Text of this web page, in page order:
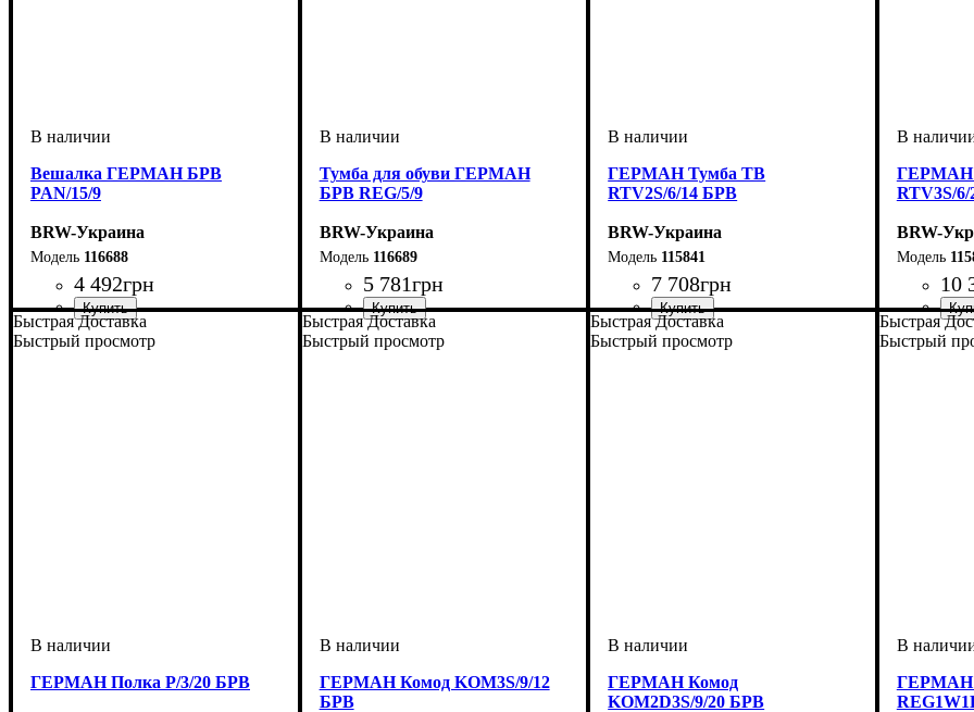
Вешалка ГЕРМАН БРВ
PAN/15/9
BRW-Украина
116688
4 492грн
ширина, мм: 900
высота, мм: 1490
глубина, мм: 250
Тумба для обуви ГЕРМАН
БРВ REG/5/9
BRW-Украина
116689
5 781грн
ширина, мм: 900
высота, мм: 500
глубина, мм: 390
ГЕРМАН Тумба ТВ
RTV2S/6/14 БРВ
BRW-Украина
115841
7 708грн
ширина, мм: 1385
высота, мм: 600
глубина, мм: 540
ГЕРМАН
RTV3S/
BRW-
10
ширина,
высота,
глубина,
Быстрая Доставка
Быстрый просмотр
ГЕРМАН Полка P/3/20 БРВ
Быстрая Доставка
Быстрый просмотр
ГЕРМАН Комод KOM3S/9/12
БРВ
Быстрая Доставка
Быстрый просмотр
ГЕРМАН Комод
KOM2D3S/9/20 БРВ
Быстрая
Быстрый
ГЕРМАН